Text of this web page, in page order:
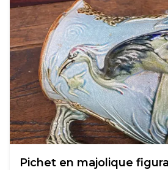
Pichet en majolique